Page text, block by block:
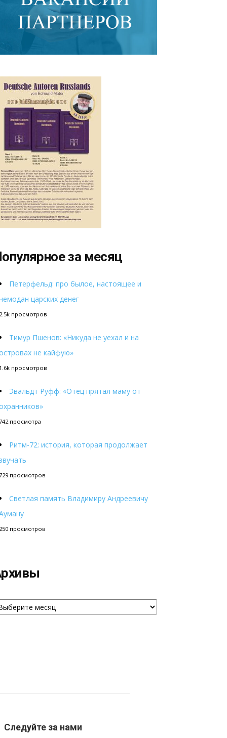
за месяц
Петерфельд: про былое, настоящее и
царских денег
просмотров
Тимур Пшенов: «Никуда не уехал и на
не кайфую»
просмотров
Эвальдт Руфф: «Отец прятал маму от
просмотра
Ритм-72: история, которая продолжает
просмотров
Светлая память Владимиру Андреевичу
просмотров
Следуйте за нами